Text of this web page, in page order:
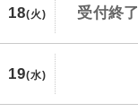
18(火) 受付終了
19(水)